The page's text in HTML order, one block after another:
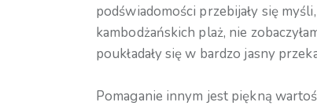
podświadomości przebijały się
kambodżańskich plaż, nie
poukładały się w bardzo jasny
Pomaganie innym jest piękną